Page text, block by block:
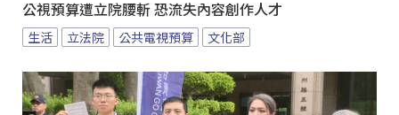
公視預算遭立院腰斬 恐流失內容創作人才
生活 立法院 公共電視預算 文化部